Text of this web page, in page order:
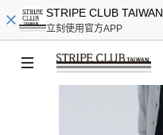
STRIPE CLUB TAIWAN
立刻使用官方APP